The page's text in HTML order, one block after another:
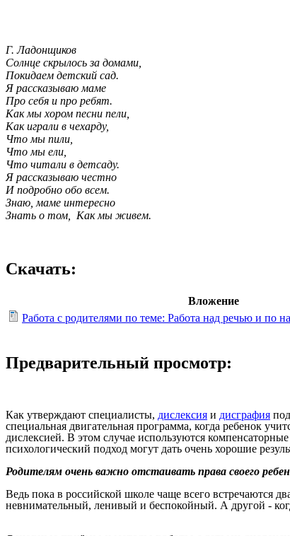
Г. Ладонщиков
Солнце скрылось за домами,
Покидаем детский сад.
Я рассказываю маме
Про себя и про ребят.
Как мы хором песни пели,
Как играли в чехарду,
Что мы пили,
Что мы ели,
Что читали в детсаду.
Я рассказываю честно
И подробно обо всем.
Знаю, маме интересно
Знать о том,
Как мы живем.
Скачать:
Вложение
Работа с родителями по теме: Работа над речью и по
Предварительный просмотр:
Как утверждают специалисты, дислексия и дисграфия
специальная двигательная программа, когда ребенок
дислексией. В этом случае используются
психологический подход могут дать очень хорошие
Родителям очень важно отстаивать права своего
Ведь пока в российской школе чаще всего встречаются
невнимательный, ленивый и беспокойный. А другой -